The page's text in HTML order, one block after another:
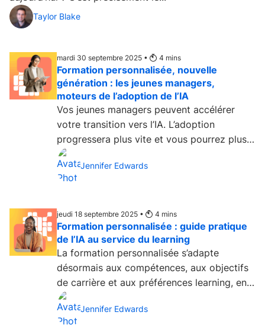
Taylor Blake
mardi 30 septembre 2025 • 4 mins
Formation personnalisée, nouvelle
génération : les jeunes managers,
moteurs de l’adoption de l’IA
Vos jeunes managers peuvent accélérer
votre transition vers l’IA. L’adoption
progressera plus vite et vous pourrez plus
facilement personnaliser la formation....
Jennifer Edwards
jeudi 18 septembre 2025 • 4 mins
Formation personnalisée : guide pratique
de l’IA au service du learning
La formation personnalisée s’adapte
désormais aux compétences, aux objectifs
de carrière et aux préférences learning, en
temps réel....
Jennifer Edwards